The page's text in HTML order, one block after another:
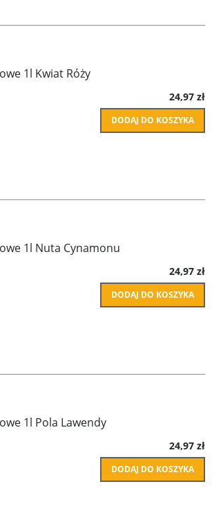
1l Kwiat Róży
24,97 zł
DODAJ DO KOSZYKA
1l Nuta Cynamonu
24,97 zł
DODAJ DO KOSZYKA
1l Pola Lawendy
24,97 zł
DODAJ DO KOSZYKA